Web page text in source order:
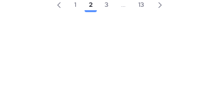
Página
1 Página
2 Página
3 ...Páginas intermedias Use TAB
Página
13